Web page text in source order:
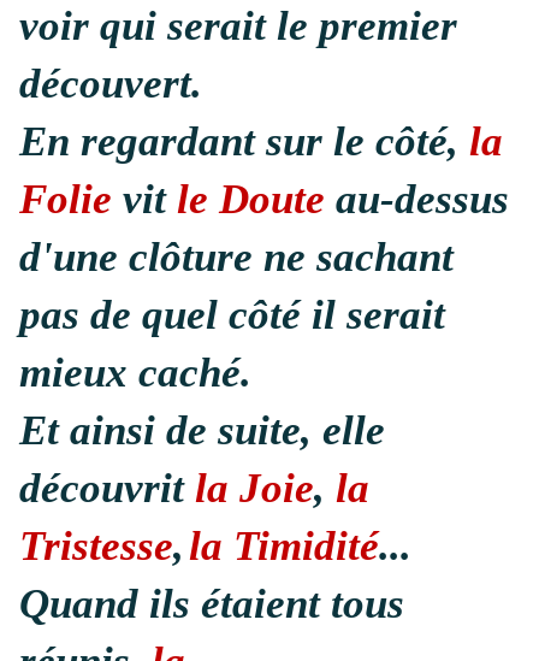
voir qui serait le premier
découvert.
En regardant sur le côté, la
Folie vit le Doute au-dessus
d'une clôture ne sachant
pas de quel côté il serait
mieux caché.
Et ainsi de suite, elle
découvrit la Joie, la
Tristesse, la Timidité...
Quand ils étaient tous